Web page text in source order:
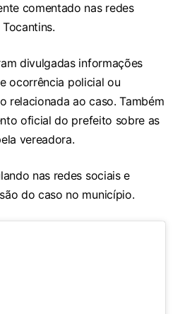
comentado nas redes
divulgadas informações
ocorrência policial ou
relacionada ao caso. Também
oficial do prefeito sobre as
vereadora.
nas redes sociais e
do caso no município.